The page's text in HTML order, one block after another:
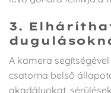
3.
A kamera
csatorna belső
akadályokat,